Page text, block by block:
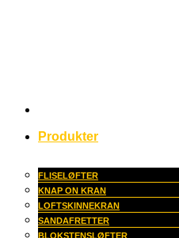
Produkter
FLISELØFTER
KNAP ON KRAN
LOFTSKINNEKRAN
SANDAFRETTER
BLOKSTENSLØFTER